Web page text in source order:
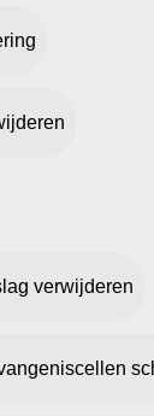
verwijderen